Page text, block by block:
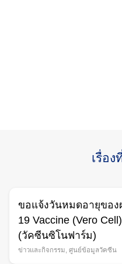
เรื่อง
ขอแจ้งวันหมดอายุขอ
19 Vaccine (Vero
(วัคซีนซิโนฟาร์ม)
ข่าวและกิจกรรม ศูนย์ข้อมูลวัคซีน